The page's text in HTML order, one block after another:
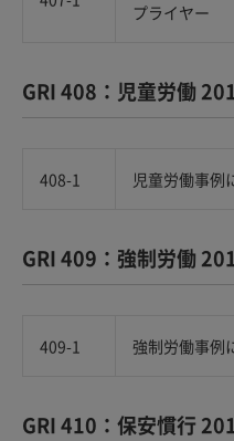
プライヤー
GRI 408：児童労働
408-1 児童労働事例
GRI 409：強制労働
409-1 強制労働事例
GRI 410：保安慣行